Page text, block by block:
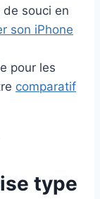
de souci en
son iPhone
pour les
comparatif
type